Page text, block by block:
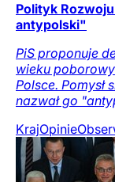
Polityk
antypolski"
PiS proponuje
wieku
Polsce. Pomysł
nazwał go
KrajOpinie